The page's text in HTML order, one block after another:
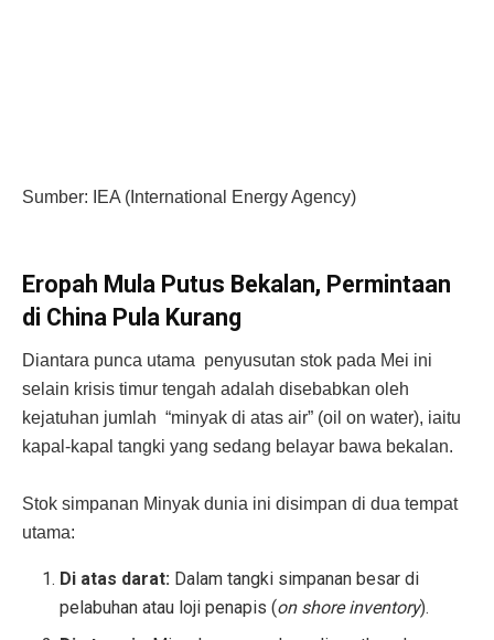
Sumber: IEA (International Energy Agency)
Eropah Mula Putus Bekalan, Permintaan
di China Pula Kurang
Diantara punca utama penyusutan stok pada Mei ini
selain krisis timur tengah adalah disebabkan oleh
kejatuhan jumlah “minyak di atas air” (oil on water), iaitu
kapal-kapal tangki yang sedang belayar bawa bekalan.
Stok simpanan Minyak dunia ini disimpan di dua tempat
utama:
Di atas darat: Dalam tangki simpanan besar di
pelabuhan atau loji penapis (on shore inventory).